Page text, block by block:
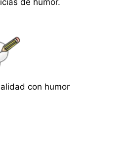
de humor.
con humor